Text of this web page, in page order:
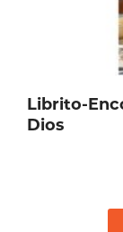
Librito-
Dios